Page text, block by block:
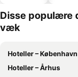
Disse populære
væk
Hoteller – København
Hoteller – Århus